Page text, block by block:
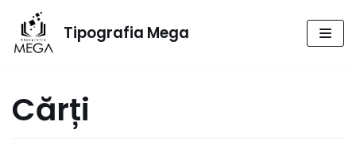
Sari
Tipografia Mega
Cărți